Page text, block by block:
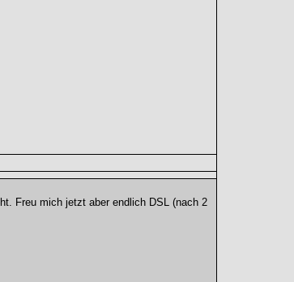
Freu mich jetzt aber endlich DSL (nach 2